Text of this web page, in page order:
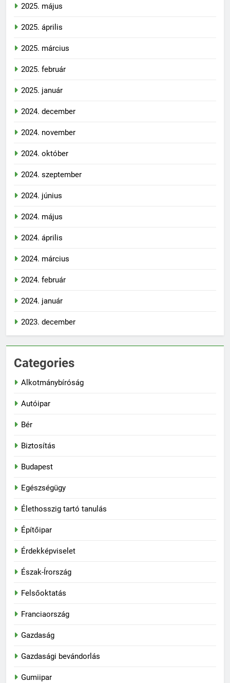
2025. május
2025. április
2025. március
2025. február
2025. január
2024. december
2024. november
2024. október
2024. szeptember
2024. június
2024. május
2024. április
2024. március
2024. február
2024. január
2023. december
Categories
Alkotmánybíróság
Autóipar
Bér
Biztosítás
Budapest
Egészségügy
Élethosszig tartó tanulás
Építőipar
Érdekképviselet
Észak-Írország
Felsőoktatás
Franciaország
Gazdaság
Gazdasági bevándorlás
Gumiipar